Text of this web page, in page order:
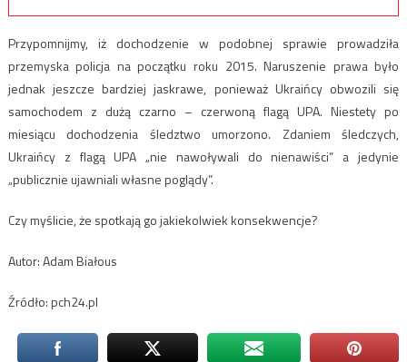
Przypomnijmy, iż dochodzenie w podobnej sprawie prowadziła
przemyska policja na początku roku 2015. Naruszenie prawa było
jednak jeszcze bardziej jaskrawe, ponieważ Ukraińcy obwozili się
samochodem z dużą czarno – czerwoną flagą UPA. Niestety po
miesiącu dochodzenia śledztwo umorzono. Zdaniem śledczych,
Ukraińcy z flagą UPA „nie nawoływali do nienawiści” a jedynie
„publicznie ujawniali własne poglądy”.
Czy myślicie, że spotkają go jakiekolwiek konsekwencje?
Autor: Adam Białous
Źródło: pch24.pl